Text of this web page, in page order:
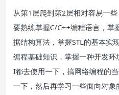
从第1层爬到第2层相对容易一
要熟练掌握C/C++编程语言，掌
据结构算法，掌握STL的基本实
编程基础知识，掌握一种开发
I都去使用一下，搞网络编程的
一下，然后再学习一些面向对象